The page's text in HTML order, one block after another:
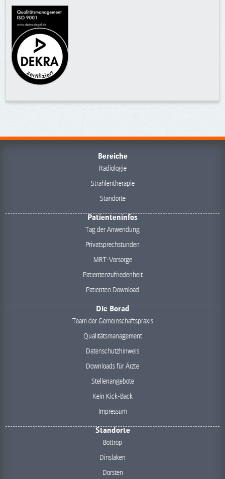
Bereiche
Radiologie
Strahlentherapie
Standorte
Patienteninfos
Tag der Anwendung
Privatsprechstunden
MRT-Vorsorge
Patientenzufriedenheit
Patienten Download
Die Borad
Team der Gemeinschaftspraxis
Qualitätsmanagement
Datenschutzhinweis
Downloads für Ärzte
Stellenangebote
Kein Kick-Back
Impressum
Standorte
Bottrop
Dinslaken
Dorsten